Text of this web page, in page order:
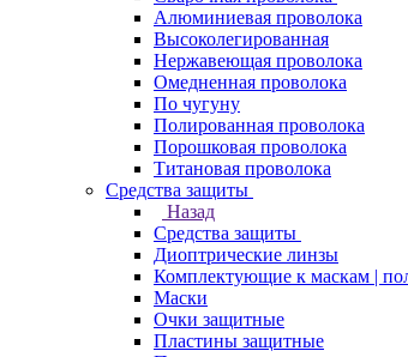
Алюминиевая проволока
Высоколегированная
Нержавеющая проволока
Омедненная проволока
По чугуну
Полированная проволока
Порошковая проволока
Титановая проволока
Средства защиты
Назад
Средства защиты
Диоптрические линзы
Комплектующие к маскам |
Маски
Очки защитные
Пластины защитные